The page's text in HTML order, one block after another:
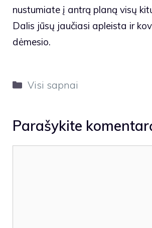
nustumiate į antrą planą visų
Dalis jūsų jaučiasi apleista ir
dėmesio.
Kategorijos
Visi sapnai
Parašykite